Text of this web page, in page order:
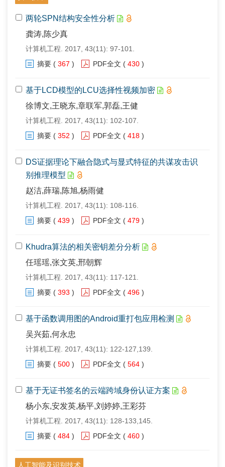
两轮SPN结构安全性分析
龚涛,陈少真
计算机工程. 2017, 43(11): 97-101.
摘要 ( 367 ) PDF全文 ( 430 )
基于LCD模型的LCU选择性视频加密
徐博文,王晓东,章联军,郭磊,王健
计算机工程. 2017, 43(11): 102-107.
摘要 ( 352 ) PDF全文 ( 418 )
DS证据理论下融合隐式与显式特征的共谋攻击识
别推理模型
赵洁,薛瑞,陈旭,杨雨健
计算机工程. 2017, 43(11): 108-116.
摘要 ( 439 ) PDF全文 ( 479 )
Khudra算法的相关密钥差分分析
任瑶瑶,张文英,邢朝辉
计算机工程. 2017, 43(11): 117-121.
摘要 ( 393 ) PDF全文 ( 496 )
基于函数调用图的Android重打包应用检测
吴兴茹,何永忠
计算机工程. 2017, 43(11): 122-127,139.
摘要 ( 500 ) PDF全文 ( 564 )
基于无证书签名的云端跨域身份认证方案
杨小东,安发英,杨平,刘婷婷,王彩芬
计算机工程. 2017, 43(11): 128-133,145.
摘要 ( 484 ) PDF全文 ( 460 )
人工智能及识别技术